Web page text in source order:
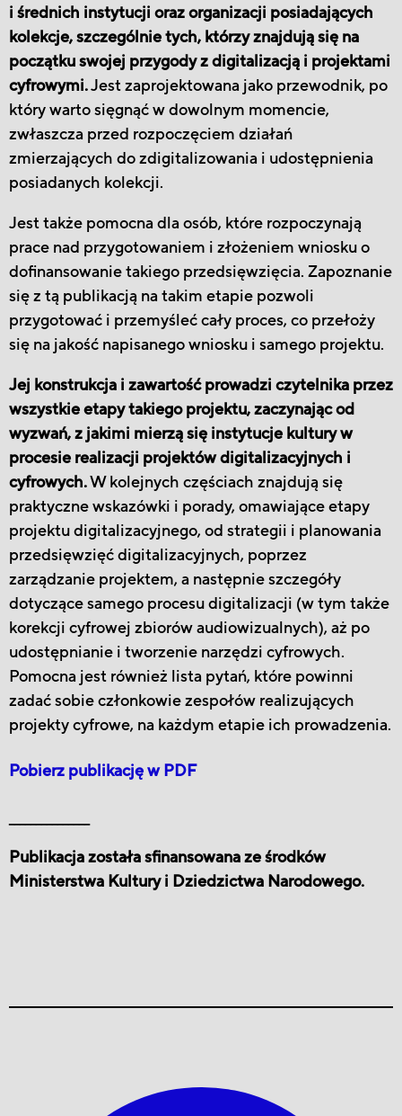
i średnich instytucji oraz organizacji posiadających
kolekcje, szczególnie tych, którzy znajdują się na
początku swojej przygody z digitalizacją i projektami
cyfrowymi.Jest zaprojektowana jako przewodnik, po
który warto sięgnąć w dowolnym momencie,
zwłaszcza przed rozpoczęciem działań
zmierzających do zdigitalizowania i udostępnienia
posiadanych kolekcji.
Jest także pomocna dla osób, które rozpoczynają
prace nad przygotowaniem i złożeniem wniosku o
dofinansowanie takiego przedsięwzięcia. Zapoznanie
się z tą publikacją na takim etapie pozwoli
przygotować i przemyśleć cały proces, co przełoży
się na jakość napisanego wniosku i samego projektu.
Jej konstrukcja i zawartość prowadzi czytelnika przez
wszystkie etapy takiego projektu, zaczynając od
wyzwań, z jakimi mierzą się instytucje kultury w
procesie realizacji projektów digitalizacyjnych i
cyfrowych.W kolejnych częściach znajdują się
praktyczne wskazówki i porady, omawiające etapy
projektu digitalizacyjnego, od strategii i planowania
przedsięwzięć digitalizacyjnych, poprzez
zarządzanie projektem, a następnie szczegóły
dotyczące samego procesu digitalizacji (w tym także
korekcji cyfrowej zbiorów audiowizualnych), aż po
udostępnianie i tworzenie narzędzi cyfrowych.
Pomocna jest również lista pytań, które powinni
zadać sobie członkowie zespołów realizujących
projekty cyfrowe, na każdym etapie ich prowadzenia.
Pobierz publikację w PDF
Publikacja została sfinansowana ze środków
Ministerstwa Kultury i Dziedzictwa Narodowego.